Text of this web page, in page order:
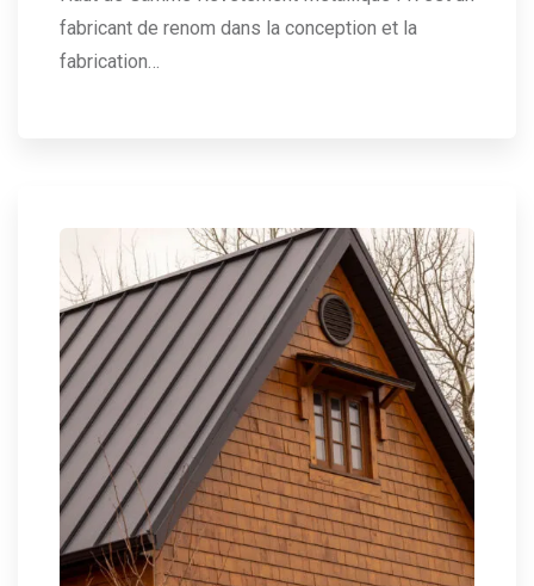
fabricant de renom dans la conception et la
fabrication…